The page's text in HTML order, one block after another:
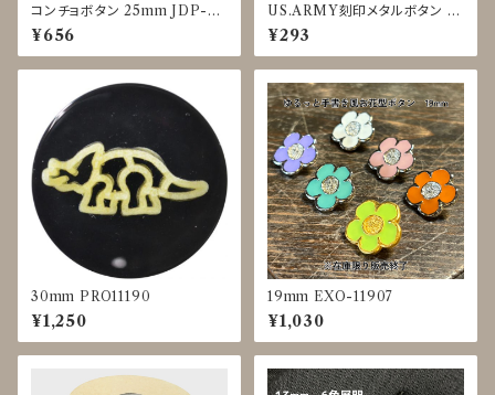
コンチョボタン 25mm JDP-00
16
¥656
US.ARMY刻印メタルボタン 15
mm マットシルバー JDP-0015
¥293
30mm PRO11190
¥1,250
19mm EXO-11907
¥1,030